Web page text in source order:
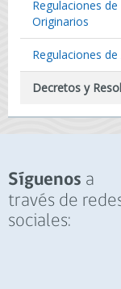
Regulaciones
Originarios
Regulaciones
Decretos y
Síguenos a
través de
sociales: